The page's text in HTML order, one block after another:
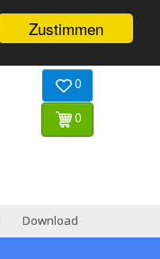
Zustimmen
0
0
Download